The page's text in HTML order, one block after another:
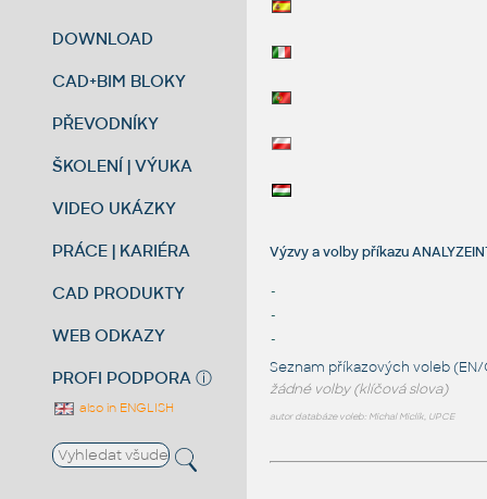
DOWNLOAD
CAD+BIM BLOKY
PŘEVODNÍKY
ŠKOLENÍ | VÝUKA
VIDEO UKÁZKY
PRÁCE | KARIÉRA
CAD PRODUKTY
WEB ODKAZY
PROFI PODPORA ⓘ
also in ENGLISH
Výzvy a volby příkazu
-
-
-
Seznam příkazových voleb (EN/
žádné volby (klíčová slova)
autor databáze voleb: Michal Miclík, UPCE